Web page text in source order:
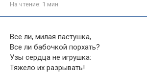
На чтение: 1 мин
Все ли, милая пастушка,
Все ли бабочкой порхать?
Узы сердца не игрушка:
Тяжело их разрывать!